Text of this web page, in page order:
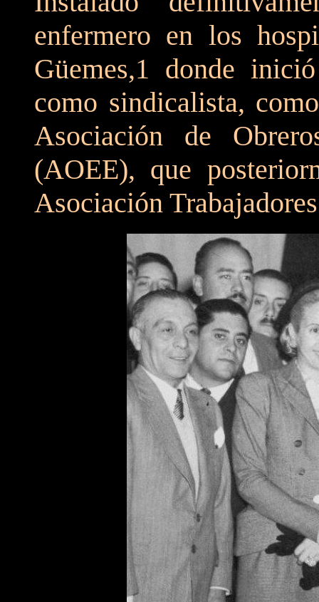
enfermero en los
Güemes,1 donde
como sindicalista,
Asociación de
(AOEE), que
Asociación